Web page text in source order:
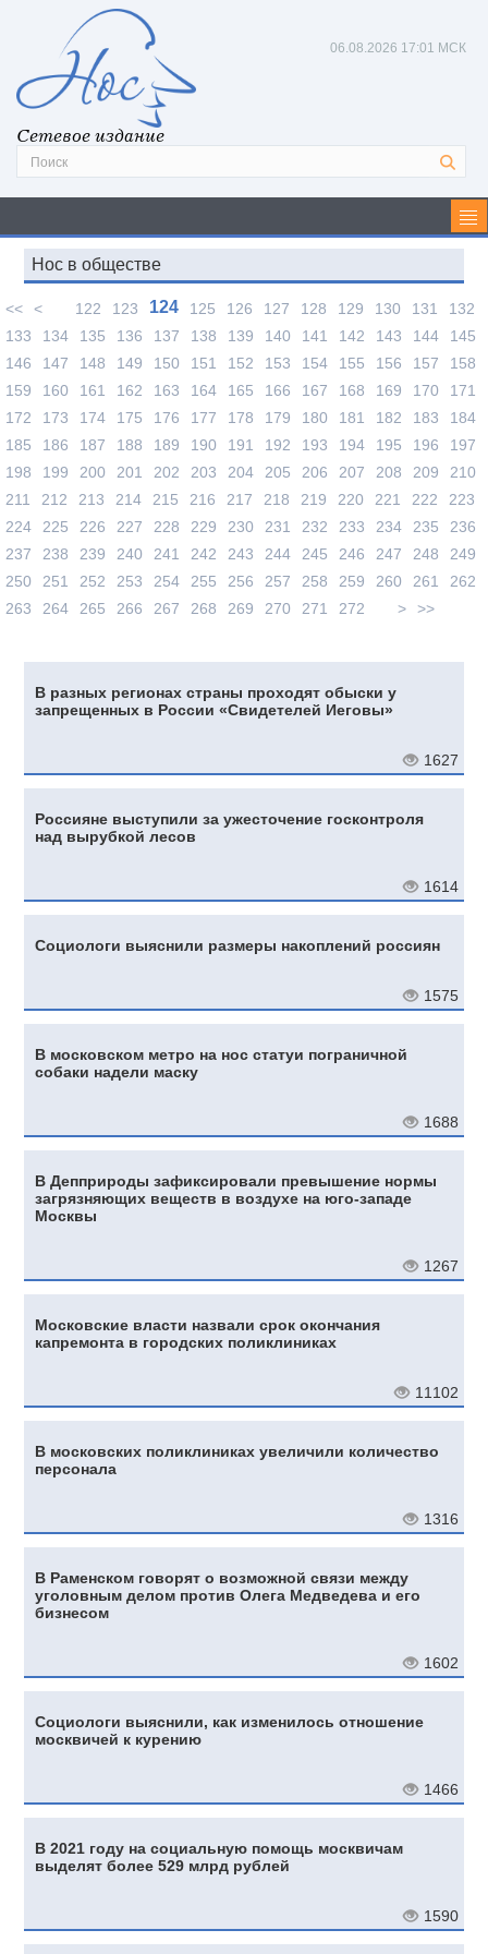
Сетевое издание
06.08.2026 17:01 МСК
Нос в обществе
<< < 122 123 124 125 126 127 128 129 130 131
132
133
134 135 136 137 138 139 140 141 142 143 144
145
146
147 148 149 150 151 152 153 154 155 156 157
158
159
160 161 162 163 164 165 166 167 168 169 170
171
172
173 174 175 176 177 178 179 180 181 182 183
184
185
186 187 188 189 190 191 192 193 194 195 196
197
198
199 200 201 202 203 204 205 206 207 208 209
210
211
212 213 214 215 216 217 218 219 220 221 222
223
224
225 226 227 228 229 230 231 232 233 234 235
236
237
238 239 240 241 242 243 244 245 246 247 248
249
250
251 252 253 254 255 256 257 258 259 260 261
262
263
264 265 266 267 268 269 270 271 272 > >>
В разных регионах страны проходят обыски у
запрещенных в России «Свидетелей Иеговы»
1627
Россияне выступили за ужесточение госконтроля
над вырубкой лесов
1614
Социологи выяснили размеры накоплений россиян
1575
В московском метро на нос статуи пограничной
собаки надели маску
1688
В Депприроды зафиксировали превышение нормы
загрязняющих веществ в воздухе на юго-западе
Москвы
1267
Московские власти назвали срок окончания
капремонта в городских поликлиниках
11102
В московских поликлиниках увеличили количество
персонала
1316
В Раменском говорят о возможной связи между
уголовным делом против Олега Медведева и его
бизнесом
1602
Социологи выяснили, как изменилось отношение
москвичей к курению
1466
В 2021 году на социальную помощь москвичам
выделят более 529 млрд рублей
1590